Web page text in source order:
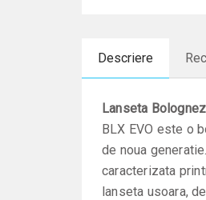
Descriere
Lanseta
BLX EVO este o
de noua
caracterizata
lanseta usoara,